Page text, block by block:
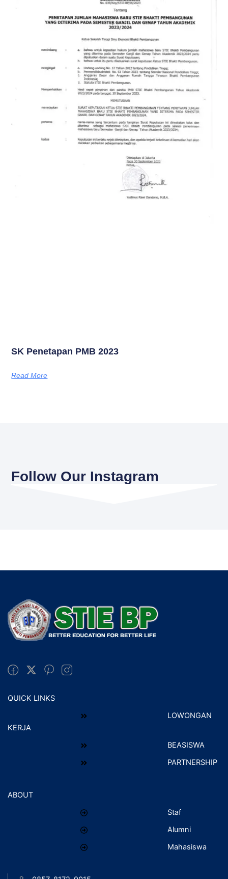
SK Penetapan PMB 2023
Read More
Follow Our Instagram
QUICK LINKS
LOWONGAN
KERJA
BEASISWA
PARTNERSHIP
ABOUT
Staf
Alumni
Mahasiswa